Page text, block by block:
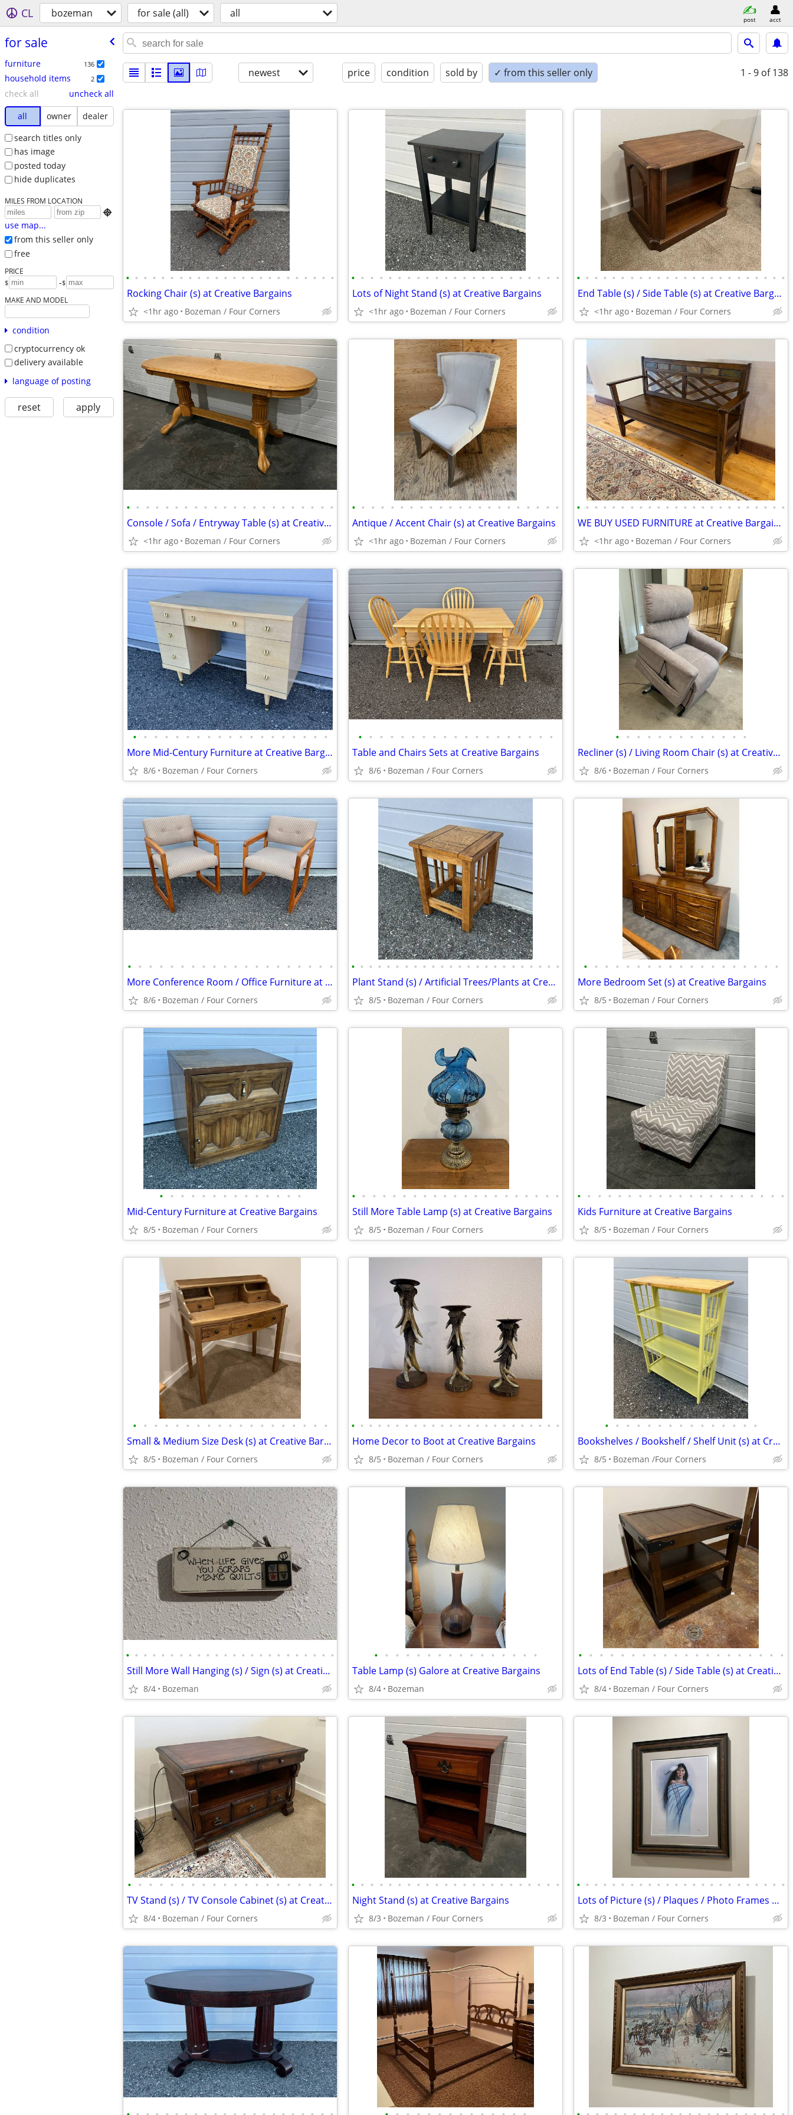
CL bozeman for sale (all) all post acct
for sale
furniture 136
household items 2
check all
uncheck all
all
owner
dealer
search titles only
has image
posted today
hide duplicates
MILES FROM LOCATION

use map...
from this seller only
free
PRICE
$ -$
MAKE AND MODEL
condition
cryptocurrency ok
delivery available
language of posting
reset apply
newest price condition sold by ✓ from this seller only 1 - 9 of 138
• • • • • • • • • • • • • • • • • • • • • • • •
Rocking Chair (s) at Creative Bargains
<1hr ago Bozeman / Four Corners
• • • • • • • • • • • • • • • • • • • • • • •
Lots of Night Stand (s) at Creative Bargains
<1hr ago Bozeman / Four Corners
• • • • • • • • • • • • • • • • • • • • • • • •
End Table (s) / Side Table (s) at Creative Bargains
<1hr ago Bozeman / Four Corners
• • • • • • • • • • • • • • • • • • • • • •
Console / Sofa / Entryway Table (s) at Creative Bargains
<1hr ago Bozeman / Four Corners
• • • • • • • • • • • • • • • • • • • • • •
Antique / Accent Chair (s) at Creative Bargains
<1hr ago Bozeman / Four Corners
• • • • • • • • • • • • • • • • • • • • • • • •
WE BUY USED FURNITURE at Creative Bargains!
<1hr ago Bozeman / Four Corners
• • • • • • • • • • • • • • • • • • •
More Mid-Century Furniture at Creative Bargains
8/6 Bozeman / Four Corners
• • • • • • • • • • • • • • • • • • •
Table and Chairs Sets at Creative Bargains
8/6 Bozeman / Four Corners
• • • • • • • • • • • • •
Recliner (s) / Living Room Chair (s) at Creative Bargains
8/6 Bozeman / Four Corners
• • • • • • • • • • • • • • • • • • • •
More Conference Room / Office Furniture at Creative Bargains
8/6 Bozeman / Four Corners
• • • • • • • • • • • • • • • • • • • • • • • •
Plant Stand (s) / Artificial Trees/Plants at Creative Bargains
8/5 Bozeman / Four Corners
• • • • • • • • • • • • • • • • • • •
More Bedroom Set (s) at Creative Bargains
8/5 Bozeman / Four Corners
• • • • • • • • • • • • • •
Mid-Century Furniture at Creative Bargains
8/5 Bozeman / Four Corners
• • • • • • • • • • • • • • • • • • • • •
Still More Table Lamp (s) at Creative Bargains
8/5 Bozeman / Four Corners
• • • • • • • • • • • • • • • • • • • • •
Kids Furniture at Creative Bargains
8/5 Bozeman / Four Corners
• • • • • • • • • • • • • • • • • • •
Small & Medium Size Desk (s) at Creative Bargains
8/5 Bozeman / Four Corners
• • • • • • • • • • • • • • • • • • • • • • • •
Home Decor to Boot at Creative Bargains
8/5 Bozeman / Four Corners
• • • • • • • • • • • • • • •
Bookshelves / Bookshelf / Shelf Unit (s) at Creative Bargains
8/5 Bozeman /Four Corners
• • • • • • • • • • • • • • • • • • • • • • • •
Still More Wall Hanging (s) / Sign (s) at Creative Bargains
8/4 Bozeman
• • • • • • • • • • • • • • • •
Table Lamp (s) Galore at Creative Bargains
8/4 Bozeman
• • • • • • • • • • • • • • • • • • • •
Lots of End Table (s) / Side Table (s) at Creative Bargains
8/4 Bozeman / Four Corners
• • • • • • • • • • • • • • • • • • • •
TV Stand (s) / TV Console Cabinet (s) at Creative Bargains
8/4 Bozeman / Four Corners
• • • • • • • • • • • • • • • • • • • • • • •
Night Stand (s) at Creative Bargains
8/3 Bozeman / Four Corners
• • • • • • • • • • • • • • • • • • • • • • • •
Lots of Picture (s) / Plaques / Photo Frames at Creative Bargains
8/3 Bozeman / Four Corners